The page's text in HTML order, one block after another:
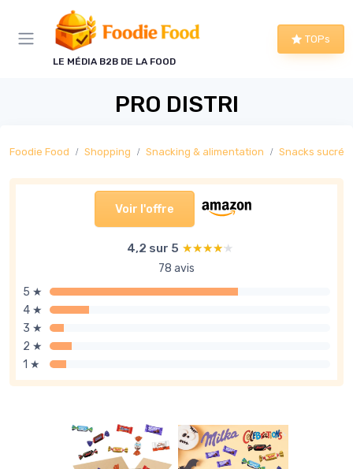
LE MÉDIA B2B DE LA FOOD
TOPs
PRO DISTRI
Foodie Food Shopping Snacking & alimentation Snacks sucrés
Voir l'offre
4,2 sur 5 ★★★★★
★★★★★
78 avis
5 ★
4 ★
3 ★
2 ★
1 ★
Panneau de gestion des cookies